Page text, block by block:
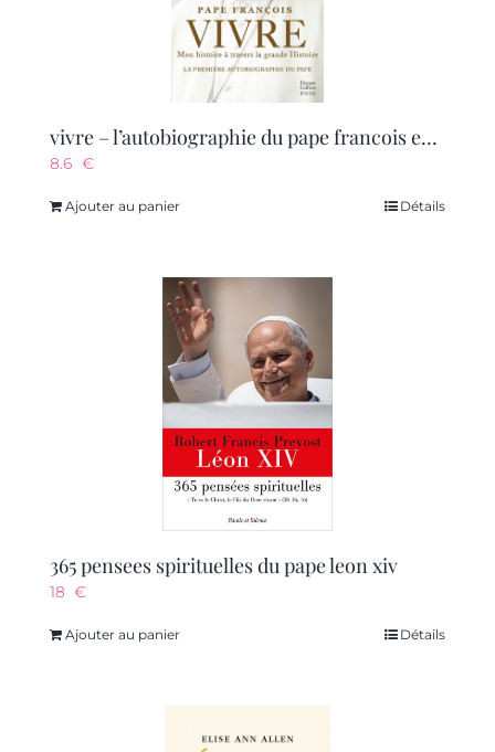
vivre – l’autobiographie du pape francois enfin en poche !
8.6 €
Ajouter au panier Détails
365 pensees spirituelles du pape leon xiv
18 €
Ajouter au panier Détails